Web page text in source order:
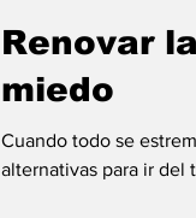
Renovar
miedo
Cuando todo se
alternativas para ir del